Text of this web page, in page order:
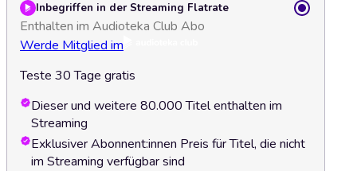
Inbegriffen in der Streaming Flatrate
Enthalten im Audioteka Club Abo
Werde Mitglied im
Teste 30 Tage gratis
Dieser und weitere 80.000 Titel enthalten im
Streaming
Exklusiver Abonnent:innen Preis für Titel, die nicht
im Streaming verfügbar sind